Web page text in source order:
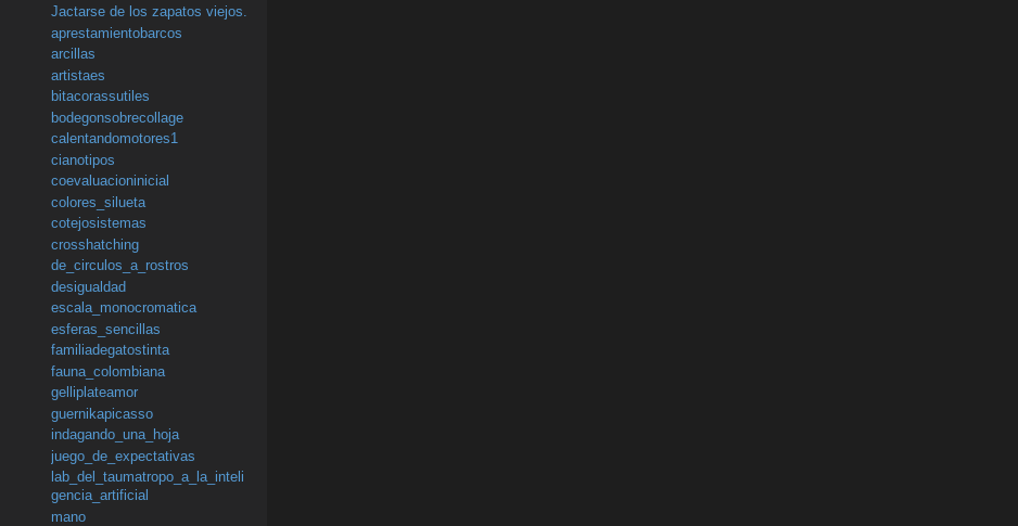
Jactarse de los zapatos viejos.
aprestamientobarcos
arcillas
artistaes
bitacorassutiles
bodegonsobrecollage
calentandomotores1
cianotipos
coevaluacioninicial
colores_silueta
cotejosistemas
crosshatching
de_circulos_a_rostros
desigualdad
escala_monocromatica
esferas_sencillas
familiadegatostinta
fauna_colombiana
gelliplateamor
guernikapicasso
indagando_una_hoja
juego_de_expectativas
lab_del_taumatropo_a_la_inteli
gencia_artificial
mano